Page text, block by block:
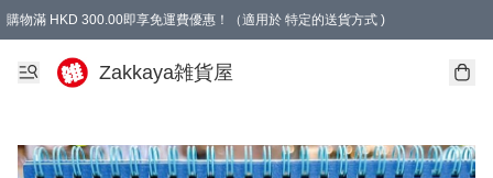
購物滿 HKD 300.00即享免運費優惠！（適用於 特定的送貨方式 )
Zakkaya雑貨屋